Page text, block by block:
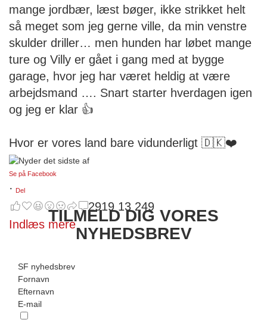
mange jordbær, læst bøger, ikke strikket helt
så meget som jeg gerne ville, da min venstre
skulder driller… men hunden har løbet mange
ture og Villy er gået i gang med at bygge
garage, hvor jeg har været heldig at være
arbejdsmand …. Snart starter hverdagen igen
og jeg er klar 👍
Hvor er vores land bare vidunderligt 🇩🇰❤️
Se på Facebook
· Del
2919 13 249
Indlæs mereTILMELD DIG VORES
NYHEDSBREV
SF nyhedsbrev
Ja, SF må opbevare mine oplysninger, for at kontakte